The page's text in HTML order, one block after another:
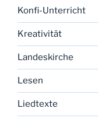
Konfi-Unterricht
Kreativität
Landeskirche
Lesen
Liedtexte